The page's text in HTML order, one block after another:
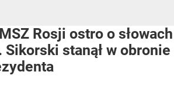
Rosji ostro o słowach
stanął w obronie